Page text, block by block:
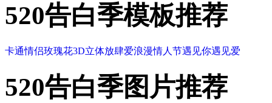
520告白季模板推荐
卡通情侣玫瑰花3D立体放肆爱浪漫情人节遇见你遇见爱
520告白季图片推荐